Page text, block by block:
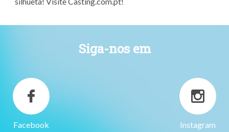
Siga-nos em
Facebook Instagram